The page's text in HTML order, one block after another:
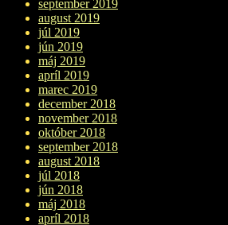
september 2019
august 2019
júl 2019
jún 2019
máj 2019
apríl 2019
marec 2019
december 2018
november 2018
október 2018
september 2018
august 2018
júl 2018
jún 2018
máj 2018
apríl 2018